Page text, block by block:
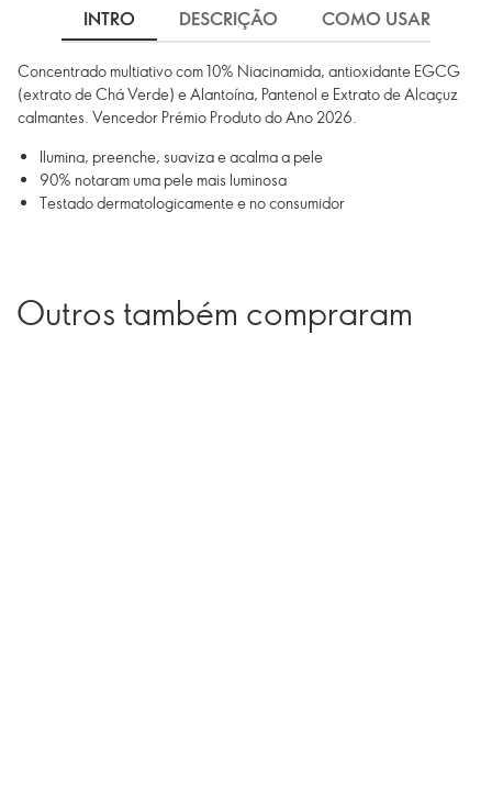
INTRO DESCRIÇÃO COMO USAR
Concentrado multiativo com 10% Niacinamida, antioxidante EGCG
(extrato de Chá Verde) e Alantoína, Pantenol e Extrato de Alcaçuz
calmantes. Vencedor Prémio Produto do Ano 2026.
Ilumina, preenche, suaviza e acalma a pele
90% notaram uma pele mais luminosa
Testado dermatologicamente e no consumidor
Outros também compraram